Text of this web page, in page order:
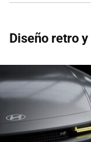
Diseño retro